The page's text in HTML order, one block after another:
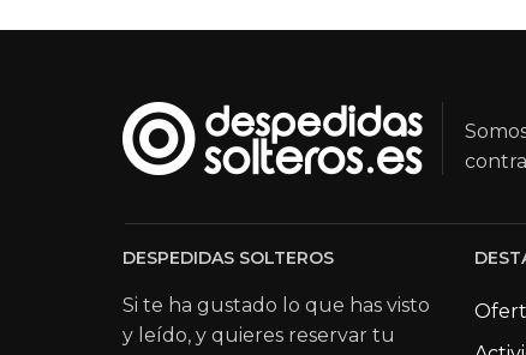
DESPEDIDAS SOLTEROS
Si te ha gustado lo que has visto
y leído, y quieres reservar tu